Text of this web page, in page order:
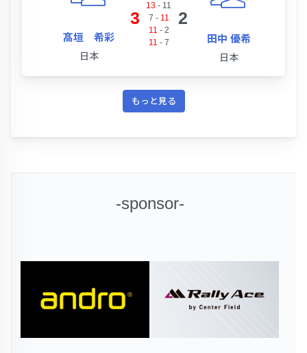
髙垣 希彩
日本
3
13 - 11
7 - 11
11 - 2
11 - 7
2
田中 優希
日本
もっと見る
-sponsor-